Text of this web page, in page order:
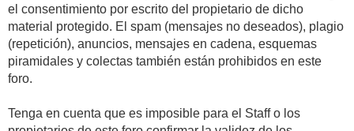
el consentimiento por escrito del propietario de dicho
material protegido. El spam (mensajes no deseados), plagio
(repetición), anuncios, mensajes en cadena, esquemas
piramidales y colectas también están prohibidos en este
foro.
Tenga en cuenta que es imposible para el Staff o los